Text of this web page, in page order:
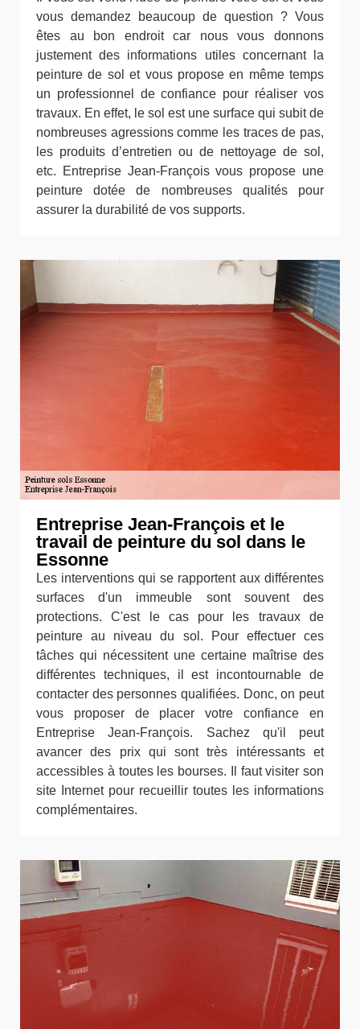
vous demandez beaucoup de question ? Vous
êtes au bon endroit car nous vous donnons
justement des informations utiles concernant la
peinture de sol et vous propose en même temps
un professionnel de confiance pour réaliser vos
travaux. En effet, le sol est une surface qui subit de
nombreuses agressions comme les traces de pas,
les produits d’entretien ou de nettoyage de sol,
etc. Entreprise Jean-François vous propose une
peinture dotée de nombreuses qualités pour
assurer la durabilité de vos supports.
Entreprise Jean-François et le
travail de peinture du sol dans le
Essonne
Les interventions qui se rapportent aux différentes
surfaces d'un immeuble sont souvent des
protections. C'est le cas pour les travaux de
peinture au niveau du sol. Pour effectuer ces
tâches qui nécessitent une certaine maîtrise des
différentes techniques, il est incontournable de
contacter des personnes qualifiées. Donc, on peut
vous proposer de placer votre confiance en
Entreprise Jean-François. Sachez qu'il peut
avancer des prix qui sont très intéressants et
accessibles à toutes les bourses. Il faut visiter son
site Internet pour recueillir toutes les informations
complémentaires.